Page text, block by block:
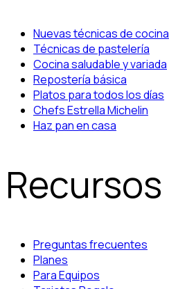
Nuevas técnicas de cocina
Técnicas de pastelería
Cocina saludable y variada
Repostería básica
Platos para todos los días
Chefs Estrella Michelin
Haz pan en casa
Recursos
Preguntas frecuentes
Planes
Para Equipos